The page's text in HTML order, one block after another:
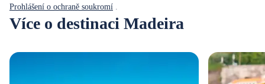
Prohlášení o ochraně soukromí
Více o destinaci Madeira